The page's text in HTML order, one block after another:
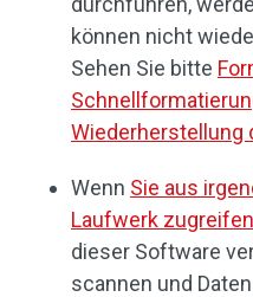
können nicht
Sehen Sie bitte
Wiederherstellung
Wenn Sie aus
Laufwerk zugreifen
dieser Software
scannen und